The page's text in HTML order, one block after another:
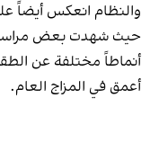
والنظام انعكس أيضاً
حيث شهدت بعض
أنماطاً مختلفة عن
أعمق في المزاج العام.